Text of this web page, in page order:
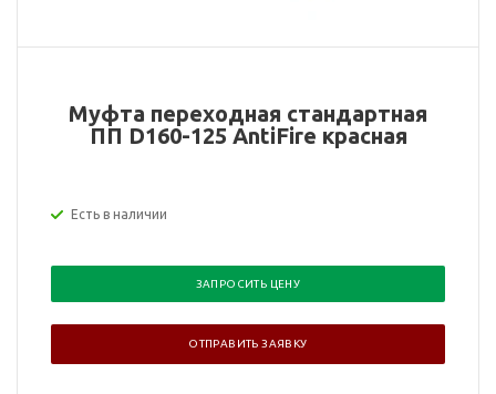
Муфта переходная стандартная
ПП D160-125 AntiFire красная
Есть в наличии
ЗАПРОСИТЬ ЦЕНУ
ОТПРАВИТЬ ЗАЯВКУ